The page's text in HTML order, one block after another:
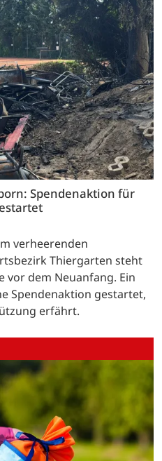
Spendenaktion für
verheerenden
Thiergarten steht
vor dem Neuanfang. Ein
Spendenaktion gestartet,
erfährt.